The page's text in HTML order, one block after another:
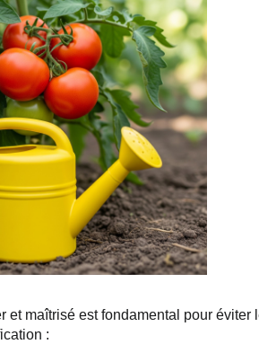
et maîtrisé est fondamental pour éviter
: